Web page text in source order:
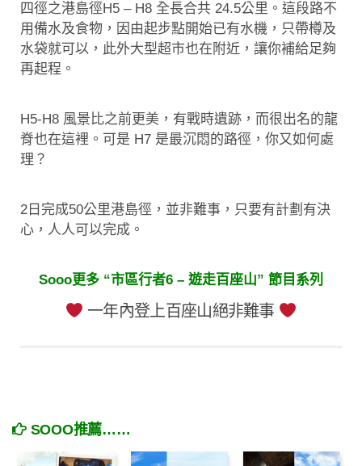
四徑之港島徑H5 – H8 全長合共 24.5公里。這段路不
用備水及食物，因由起步點開始已有水機，只帶樽及
水袋就可以，此外大型超市也在附近，讓你補給足夠
再起程。
H5-H8 風景比之前更美，有戰時遺跡，而很出名的龍
脊也在這裡。可是 H7 是最沉悶的路徑，你又如何處
理？
2日完成50公里港島徑，並非難事，只要有計劃有決
心，人人可以完成。
Sooo更多 “市區行者6 – 遊走百座山” 節目系列
一年內登上百座山絕非難事
SOOO推薦……